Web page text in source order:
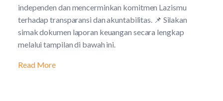
independen dan mencerminkan komitmen Lazismu
terhadap transparansi dan akuntabilitas. 📌 Silakan
simak dokumen laporan keuangan secara lengkap
melalui tampilan di bawah ini.
Read More